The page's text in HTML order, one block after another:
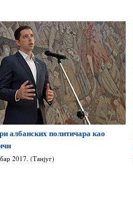
албанских политичара као
2017. (Танјуг)